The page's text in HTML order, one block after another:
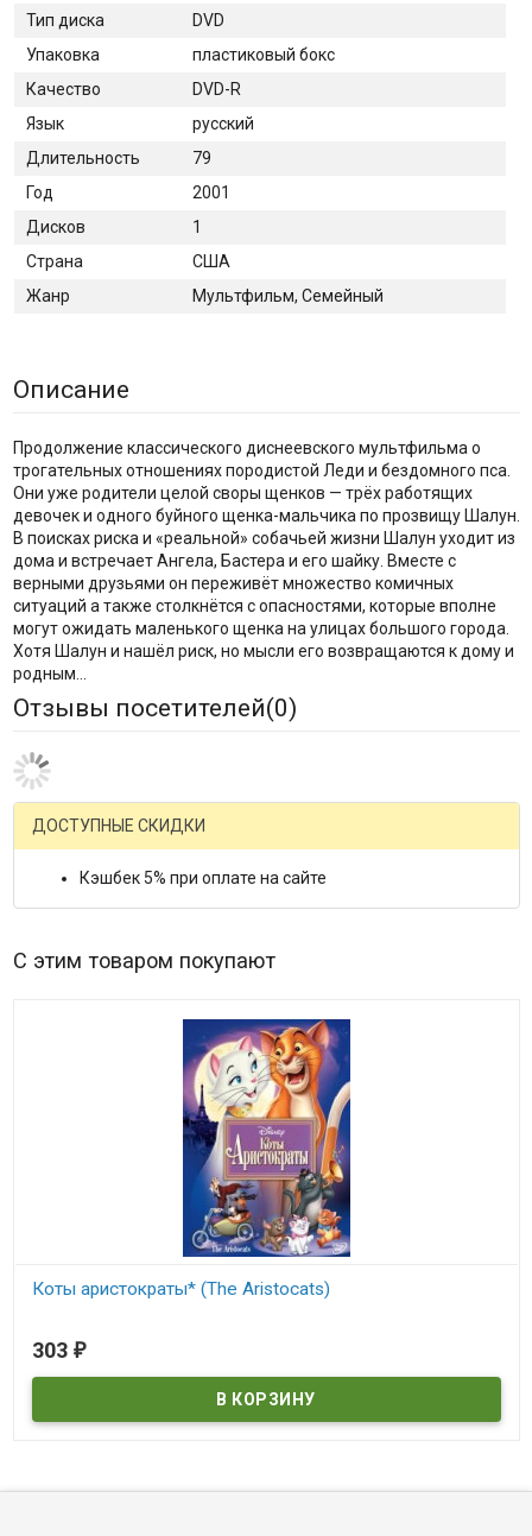
Тип диска
DVD
Упаковка
пластиковый бокс
Качество
DVD-R
Язык
русский
Длительность
79
Год
2001
Дисков
1
Страна
США
Жанр
Мультфильм, Семейный
Описание
Продолжение классического диснеевского мультфильма о
трогательных отношениях породистой Леди и бездомного пса.
Они уже родители целой своры щенков — трёх работящих
девочек и одного буйного щенка-мальчика по прозвищу Шалун.
В поисках риска и «реальной» собачьей жизни Шалун уходит из
дома и встречает Ангела, Бастера и его шайку. Вместе с
верными друзьями он переживёт множество комичных
ситуаций а также столкнётся с опасностями, которые вполне
могут ожидать маленького щенка на улицах большого города.
Хотя Шалун и нашёл риск, но мысли его возвращаются к дому и
родным…
Отзывы посетителей(0)
ДОСТУПНЫЕ СКИДКИ
Кэшбек 5% при оплате на сайте
С этим товаром покупают
Коты аристократы* (The Aristocats)
303 ₽